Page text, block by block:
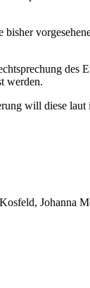
des
werden.
will diese laut
Johanna